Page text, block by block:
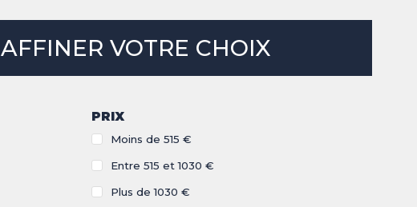
AFFINER VOTRE CHOIX
PRIX
Moins de 515 €
Entre 515 et 1030 €
Plus de 1030 €